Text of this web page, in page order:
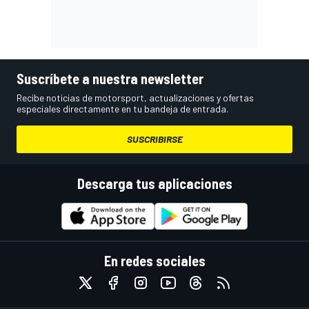
Suscríbete a nuestra newsletter
Recibe noticias de motorsport, actualizaciones y ofertas
especiales directamente en tu bandeja de entrada.
SUSCRIBIRSE
Descarga tus aplicaciones
En redes sociales